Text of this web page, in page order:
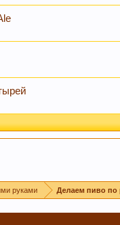
действие
в какую тему
Вы сможете
описывается чей-
просто, как
форума! При
руками Делаем пиво по